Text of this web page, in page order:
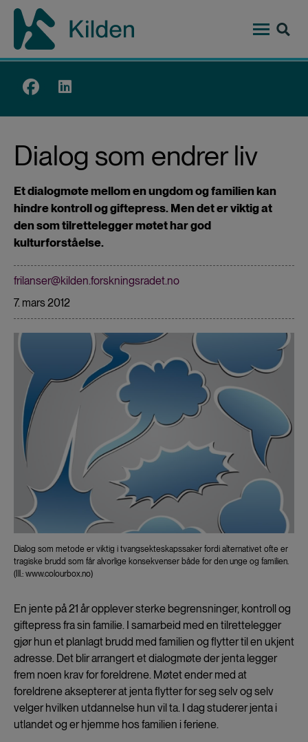
Hopp
hovedinnhold
Top
Dialog som endrer liv
Et dialogmøte mellom en ungdom og familien kan
hindre kontroll og giftepress. Men det er viktig at
den som tilrettelegger møtet har god
kulturforståelse.
frilanser@kilden.forskningsradet.no
7. mars 2012
Dialog som metode er viktig i tvangsekteskapssaker fordi alternativet ofte er
tragiske brudd som får alvorlige konsekvenser både for den unge og familien.
(Ill.: www.colourbox.no)
En jente på 21 år opplever sterke begrensninger, kontroll og
giftepress fra sin familie. I samarbeid med en tilrettelegger
gjør hun et planlagt brudd med familien og flytter til en ukjent
adresse. Det blir arrangert et dialogmøte der jenta legger
frem noen krav for foreldrene. Møtet ender med at
foreldrene aksepterer at jenta flytter for seg selv og selv
velger hvilken utdannelse hun vil ta. I dag studerer jenta i
utlandet og er hjemme hos familien i feriene.